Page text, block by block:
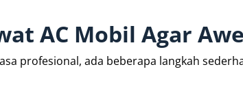
AC Mobil Agar
profesional, ada beberapa langkah